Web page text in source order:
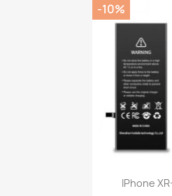

IPhone
-10%